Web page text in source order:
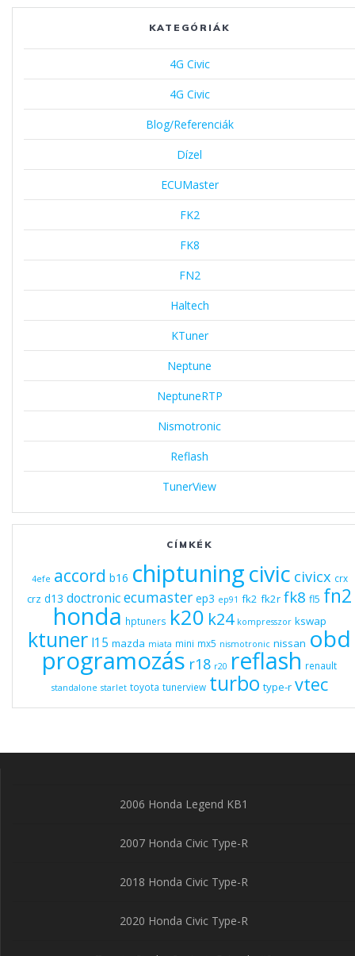
KATEGÓRIÁK
4G Civic
4G Civic
Blog/Referenciák
Dízel
ECUMaster
FK2
FK8
FN2
Haltech
KTuner
Neptune
NeptuneRTP
Nismotronic
Reflash
TunerView
CÍMKÉK
4efe accord b16 chiptuningcivic civicx crx
crz d13 doctronicecumaster ep3 ep91 fk2 fk2r fk8 fl5 fn2
honda hptuners k20 k24 kompresszor kswap
ktuner l15 mazda miata mini mx5 nismotronic nissan obd
programozás r18 r20 reflash renault
standalone starlet toyota tunerview turbo type-r vtec
2006 Honda Legend KB1
2007 Honda Civic Type-R
2018 Honda Civic Type-R
2020 Honda Civic Type-R